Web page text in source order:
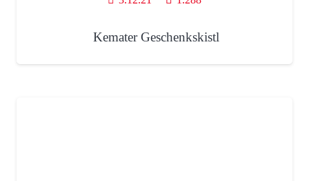
Kemater Geschenkskistl